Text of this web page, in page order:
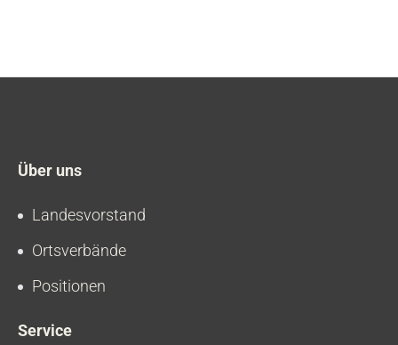
Über uns
Landesvorstand
Ortsverbände
Positionen
Service